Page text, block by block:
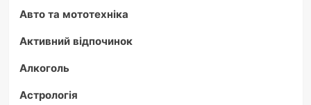
Авто та мототехніка
Активний відпочинок
Алкоголь
Астрологія